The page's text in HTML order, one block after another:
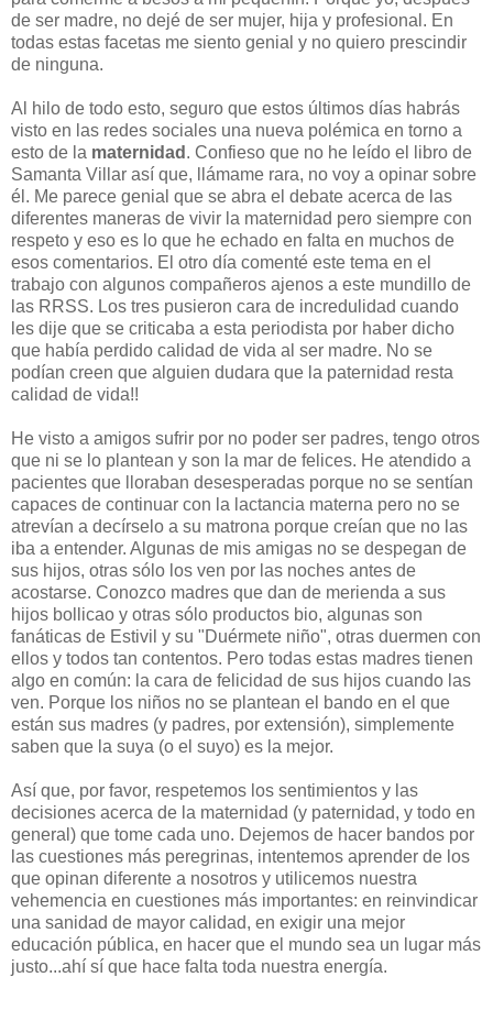
de ser madre, no dejé de ser mujer, hija y profesional. En
todas estas facetas me siento genial y no quiero prescindir
de ninguna.
Al hilo de todo esto, seguro que estos últimos días habrás
visto en las redes sociales una nueva polémica en torno a
esto de la maternidad . Confieso que no he leído el libro de
Samanta Villar así que, llámame rara, no voy a opinar sobre
él. Me parece genial que se abra el debate acerca de las
diferentes maneras de vivir la maternidad pero siempre con
respeto y eso es lo que he echado en falta en muchos de
esos comentarios. El otro día comenté este tema en el
trabajo con algunos compañeros ajenos a este mundillo de
las RRSS. Los tres pusieron cara de incredulidad cuando
les dije que se criticaba a esta periodista por haber dicho
que había perdido calidad de vida al ser madre. No se
podían creen que alguien dudara que la paternidad resta
calidad de vida!!
He visto a amigos sufrir por no poder ser padres, tengo otros
que ni se lo plantean y son la mar de felices. He atendido a
pacientes que lloraban desesperadas porque no se sentían
capaces de continuar con la lactancia materna pero no se
atrevían a decírselo a su matrona porque creían que no las
iba a entender. Algunas de mis amigas no se despegan de
sus hijos, otras sólo los ven por las noches antes de
acostarse. Conozco madres que dan de merienda a sus
hijos bollicao y otras sólo productos bio, algunas son
fanáticas de Estivil y su "Duérmete niño", otras duermen con
ellos y todos tan contentos. Pero todas estas madres tienen
algo en común: la cara de felicidad de sus hijos cuando las
ven. Porque los niños no se plantean el bando en el que
están sus madres (y padres, por extensión), simplemente
saben que la suya (o el suyo) es la mejor.
Así que, por favor, respetemos los sentimientos y las
decisiones acerca de la maternidad (y paternidad, y todo en
general) que tome cada uno. Dejemos de hacer bandos por
las cuestiones más peregrinas, intentemos aprender de los
que opinan diferente a nosotros y utilicemos nuestra
vehemencia en cuestiones más importantes: en reinvindicar
una sanidad de mayor calidad, en exigir una mejor
educación pública, en hacer que el mundo sea un lugar más
justo...ahí sí que hace falta toda nuestra energía.